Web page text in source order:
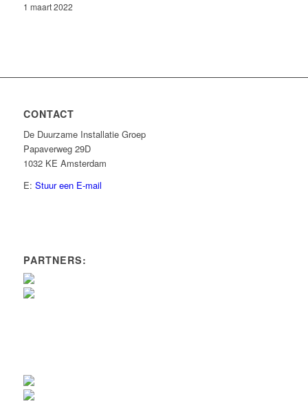
1 maart 2022
CONTACT
De Duurzame Installatie Groep
Papaverweg 29D
1032 KE Amsterdam
E: Stuur een E-mail
PARTNERS: